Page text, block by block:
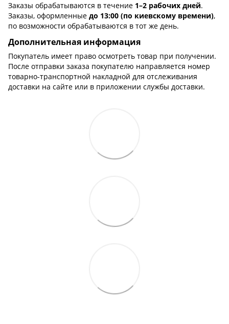
Заказы обрабатываются в течение 1–2 рабочих дней.
Заказы, оформленные до 13:00 (по киевскому времени),
по возможности обрабатываются в тот же день.
Дополнительная информация
Покупатель имеет право осмотреть товар при получении.
После отправки заказа покупателю направляется номер
товарно-транспортной накладной для отслеживания
доставки на сайте или в приложении службы доставки.